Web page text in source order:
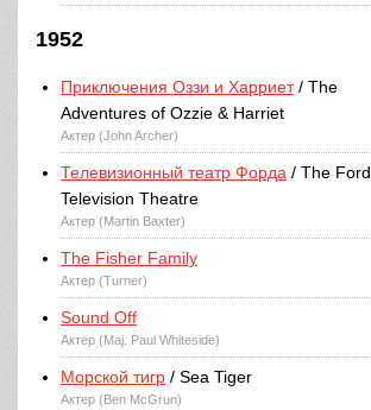
1952
Приключения Оззи и Харриет/ The
Adventures of Ozzie & Harriet
Актер (John Archer)
Телевизионный театр Форда / The Ford
Television Theatre
Актер (Martin Baxter)
The Fisher Family
Актер (Turner)
Sound Off
Актер (Maj. Paul Whiteside)
Морской тигр / Sea Tiger
Актер (Ben McGrun)